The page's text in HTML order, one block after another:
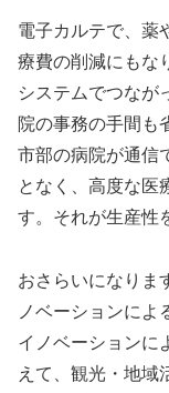
電子カルテで、薬
療費の削減にもな
システムでつなが
院の事務の手間も
市部の病院が通信
となく、高度な医
す。それが生産性
おさらいになりま
ノベーションによ
イノベーションに
えて、観光・地域